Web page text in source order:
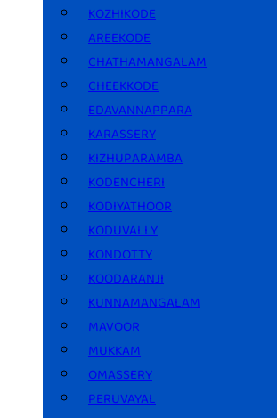
KOZHIKODE
AREEKODE
CHATHAMANGALAM
CHEEKKODE
EDAVANNAPPARA
KARASSERY
KIZHUPARAMBA
KODENCHERI
KODIYATHOOR
KODUVALLY
KONDOTTY
KOODARANJI
KUNNAMANGALAM
MAVOOR
MUKKAM
OMASSERY
PERUVAYAL